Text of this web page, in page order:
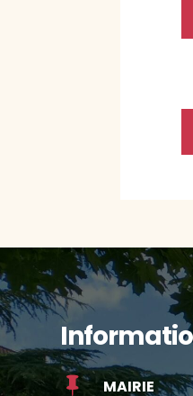
 MAIRIE